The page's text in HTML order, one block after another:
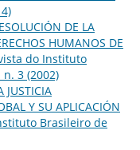
DE LA
HUMANOS DE
do Instituto
3 (2002)
JUSTICIA
Y SU APLICACIÓN
Brasileiro de